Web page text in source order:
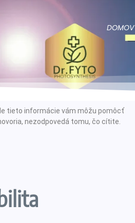
DOMOV
tieto informácie vám môžu pomôcť
nezodpovedá tomu, čo cítite.